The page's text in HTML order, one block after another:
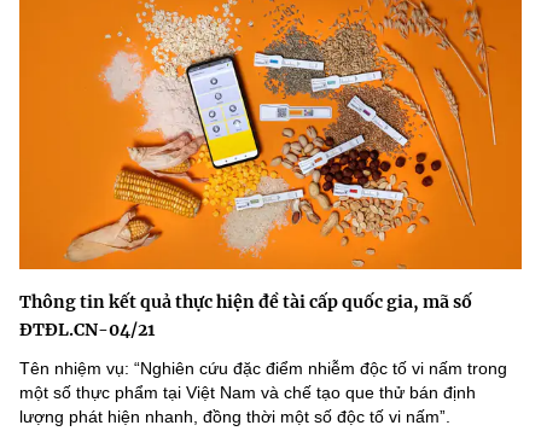
Thông tin kết quả thực hiện đề tài cấp quốc gia, mã số
ĐTĐL.CN-04/21
Tên nhiệm vụ: “Nghiên cứu đặc điểm nhiễm độc tố vi nấm trong
một số thực phẩm tại Việt Nam và chế tạo que thử bán định
lượng phát hiện nhanh, đồng thời một số độc tố vi nấmˮ.